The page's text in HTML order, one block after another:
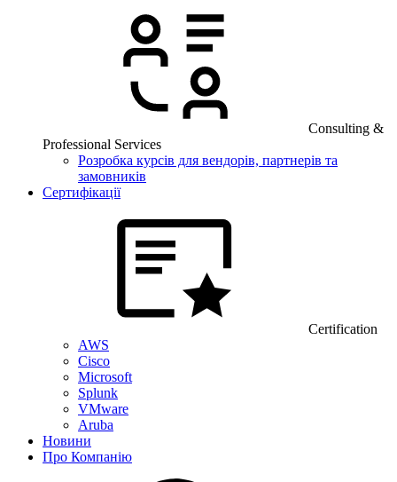
Consulting &
Professional Services
Розробка курсів для вендорів, партнерів та
замовників
Сертифікації
Certification
AWS
Cisco
Microsoft
Splunk
VMware
Aruba
Новини
Про Компанію